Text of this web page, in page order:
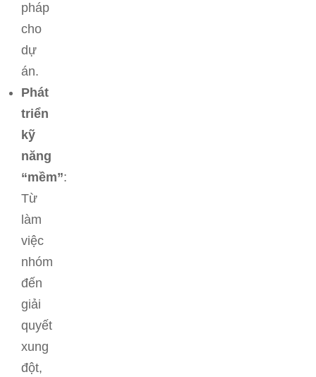
pháp
cho
dự
án.
Phát
triển
kỹ
năng
“mềm”:
Từ
làm
việc
nhóm
đến
giải
quyết
xung
đột,